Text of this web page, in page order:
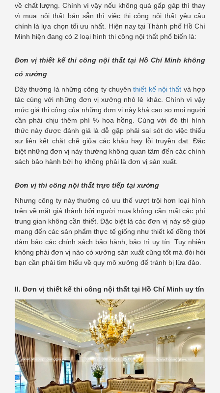
về chất lượng. Chính vì vậy nếu không quá gấp gáp thì thay
vì mua nội thất bán sẵn thì việc thi công nội thất yêu cầu
chính là lựa chọn tối ưu nhất. Hiện nay tại Thành phố Hồ Chí
Minh hiện đang có 2 loại hình thi công nội thất phổ biến là:
Đơn vị thiết kế thi công nội thất tại Hồ Chí Minh không
có xưởng
Đây thường là những công ty chuyênthiết kế nội thất và hợp
tác cùng với những đơn vị xưởng nhỏ lẻ khác. Chính vì vậy
mức giá thi công của những đơn vị này khá cao so mọi người
cần phải chịu thêm phí % hoa hồng. Cùng với đó thì hình
thức này được đánh giá là dễ gặp phải sai sót do việc thiếu
sự liên kết chặt chẽ giữa các khâu hay lỗi truyền đạt. Đặc
biệt những đơn vị này thường không quan tâm đến các chính
sách bảo hành bởi họ không phải là đơn vị sản xuất.
Đơn vị thi công nội thất trực tiếp tại xưởng
Nhưng công ty này thường có ưu thế vượt trội hơn loại hình
trên về mặt giá thành bởi người mua không cần mất các phí
trung gian không cần thiết. Đặc biệt là các đơn vị này sẽ giúp
mang đến các sản phẩm thực tế giống như thiết kế đồng thời
đảm bảo các chính sách bảo hành, bảo trì uy tín. Tuy nhiên
không phải đơn vị nào có xưởng sản xuất cũng tốt mà đòi hỏi
bạn cần phải tìm hiểu về quy mô xưởng để tránh bị lừa đảo.
II. Đơn vị thiết kế thi công nội thất tại Hồ Chí Minh uy tín